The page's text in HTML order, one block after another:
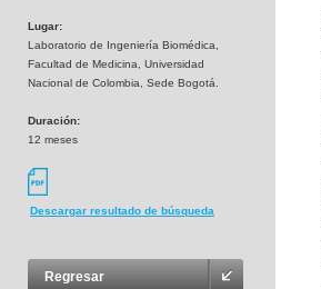
Lugar:
Laboratorio de Ingeniería Biomédica,
Facultad de Medicina, Universidad
Nacional de Colombia, Sede Bogotá.
Duración:
12 meses
Descargar resultado de búsqueda
Regresar